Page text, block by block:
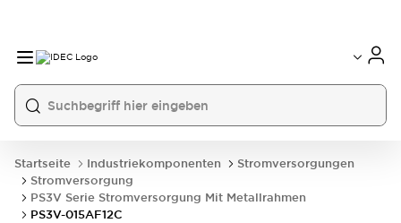
Startseite Industriekomponenten
Stromversorgungen
Stromversorgung
PS3V Serie Stromversorgung Mit Metallrahmen
PS3V-015AF12C